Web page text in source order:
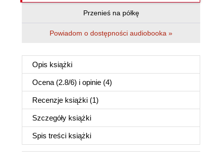
Przenieś na półkę
Powiadom o dostępności audiobooka »
Opis książki
Ocena (2.8/6) i opinie (4)
Recenzje książki (1)
Szczegóły książki
Spis treści książki